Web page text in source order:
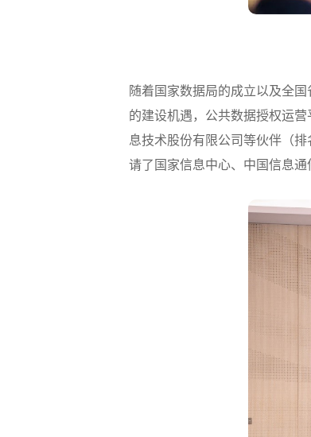
随着国家数据局的成立以及全
的建设机遇，公共数据授权运
息技术股份有限公司等伙伴（
请了国家信息中心、中国信息通